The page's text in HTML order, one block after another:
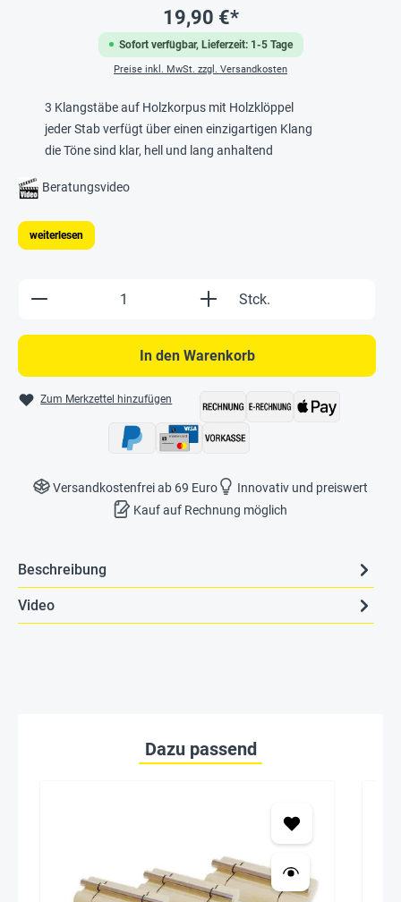
Sofort verfügbar, Lieferzeit: 1-5 Tage
19,90 €*
Preise inkl. MwSt. zzgl. Versandkosten
3 Klangstäbe auf Holzkorpus mit Holzklöppel
jeder Stab verfügt über einen einzigartigen Klang
die Töne sind klar, hell und lang anhaltend
Beratungsvideo
weiterlesen
Produkt Anzahl: Gib den gewünschten
Stck.
In den Warenkorb
Zum Merkzettel hinzufügen
Versandkostenfrei ab 69 Euro
Innovativ und preiswert
Kauf auf Rechnung möglich
Beschreibung
Video
Dazu passend